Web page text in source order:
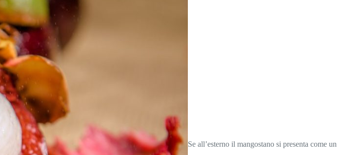
Se all’esterno il mangostano si presenta come un